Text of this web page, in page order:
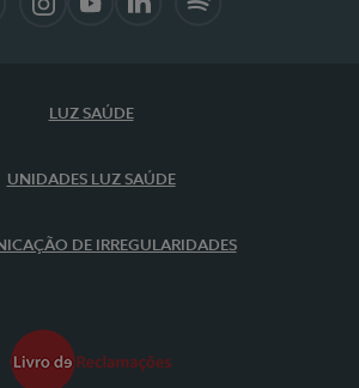
LUZ SAÚDE
UNIDADES LUZ SAÚDE
DE IRREGULARIDADES